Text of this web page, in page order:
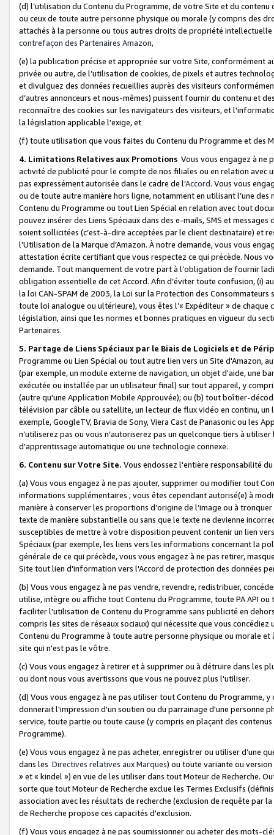
(d) l’utilisation du Contenu du Programme, de votre Site et du
ou ceux de toute autre personne physique ou morale (y compris des
attachés à la personne ou tous autres droits de propriété
contrefaçon des Partenaires Amazon,
(e) la publication précise et appropriée sur votre Site, conformément
privée ou autre, de l’utilisation de cookies, de pixels et autres
et divulguez des données recueillies auprès des visiteurs
d’autres annonceurs et nous-mêmes) puissent fournir du contenu et
reconnaître des cookies sur les navigateurs des visiteurs, et
la législation applicable l'exige, et
(f) toute utilisation que vous faites du Contenu du Programme et des
4. Limitations Relatives aux Promotions Vous vous engagez à ne
activité de publicité pour le compte de nos filiales ou en relation avec
pas expressément autorisée dans le cadre de l’Accord. Vous vous
ou de toute autre manière hors ligne, notamment en utilisant l’une
Contenu du Programme ou tout Lien Spécial en relation avec tout
pouvez insérer des Liens Spéciaux dans des e-mails, SMS et
soient sollicitées (c’est-à-dire acceptées par le client destinataire) et
l’Utilisation de la Marque d’Amazon. À notre demande, vous vous
attestation écrite certifiant que vous respectez ce qui précède. Nous
demande. Tout manquement de votre part à l’obligation de fournir
obligation essentielle de cet Accord. Afin d’éviter toute confusion, (i)
la loi CAN-SPAM de 2003, la Loi sur la Protection des
toute loi analogue ou ultérieure), vous êtes l’« Expéditeur » de
législation, ainsi que les normes et bonnes pratiques en vigueur du
Partenaires.
5. Partage de Liens Spéciaux par le Biais de Logiciels et de
Programme ou Lien Spécial ou tout autre lien vers un Site d'Amazon,
(par exemple, un module externe de navigation, un objet d'aide, une
exécutée ou installée par un utilisateur final) sur tout appareil, y
(autre qu'une Application Mobile Approuvée); ou (b) tout boîtier-
télévision par câble ou satellite, un lecteur de flux vidéo en continu,
exemple, GoogleTV, Bravia de Sony, Viera Cast de Panasonic ou les
n’utiliserez pas ou vous n’autoriserez pas un quelconque tiers à
d'apprentissage automatique ou une technologie connexe.
6. Contenu sur Votre Site. Vous endossez l'entière responsabilité
(a) Vous vous engagez à ne pas ajouter, supprimer ou modifier tout
informations supplémentaires ; vous êtes cependant autorisé(e) à
manière à conserver les proportions d’origine de l’image ou à
texte de manière substantielle ou sans que le texte ne devienne
susceptibles de mettre à votre disposition peuvent contenir un lien
Spéciaux (par exemple, les liens vers les informations concernant la
générale de ce qui précède, vous vous engagez à ne pas retirer,
Site tout lien d'information vers l'Accord de protection des données
(b) Vous vous engagez à ne pas vendre, revendre, redistribuer,
utilise, intègre ou affiche tout Contenu du Programme, toute PA API
faciliter l'utilisation de Contenu du Programme sans publicité en
compris les sites de réseaux sociaux) qui nécessite que vous
Contenu du Programme à toute autre personne physique ou morale
site qui n'est pas le vôtre.
(c) Vous vous engagez à retirer et à supprimer ou à détruire dans les
ou dont nous vous avertissons que vous ne pouvez plus l'utiliser.
(d) Vous vous engagez à ne pas utiliser tout Contenu du Programme,
donnerait l'impression d'un soutien ou du parrainage d'une personne
service, toute partie ou toute cause (y compris en plaçant des
Programme).
(e) Vous vous engagez à ne pas acheter, enregistrer ou utiliser d’une
dans les Directives relatives aux Marques) ou toute variante ou
» et « kindel ») en vue de les utiliser dans tout Moteur de Recherche.
sorte que tout Moteur de Recherche exclue les Termes Exclusifs
association avec les résultats de recherche (exclusion de requête
de Recherche propose ces capacités d'exclusion.
(f) Vous vous engagez à ne pas soumissionner ou acheter des mots-